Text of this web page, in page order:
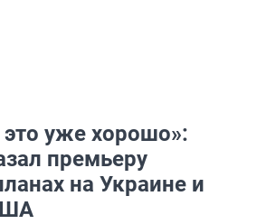
уже хорошо»:
премьеру
на Украине и